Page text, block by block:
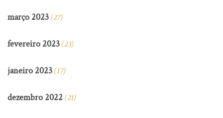
março 2023(27)
fevereiro 2023(23)
janeiro 2023(17)
dezembro 2022(21)